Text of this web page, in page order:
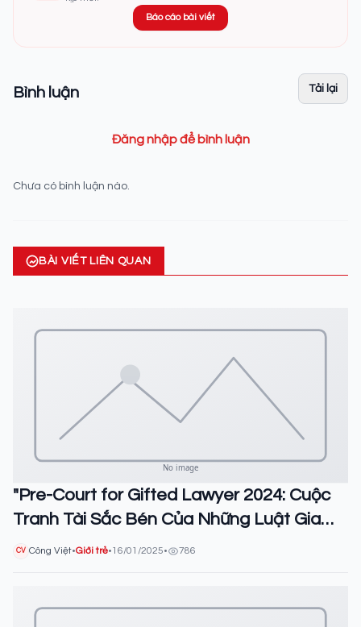
Báo cáo bài viết
Bình luận Tải lại
Đăng nhập để bình luận
Chưa có bình luận nào.
BÀI VIẾT LIÊN QUAN
"Pre-Court for Gifted Lawyer 2024: Cuộc
Tranh Tài Sắc Bén Của Những Luật Gia
Tương Lai"
CV Công Việt•Giới trẻ•16/01/2025• 786